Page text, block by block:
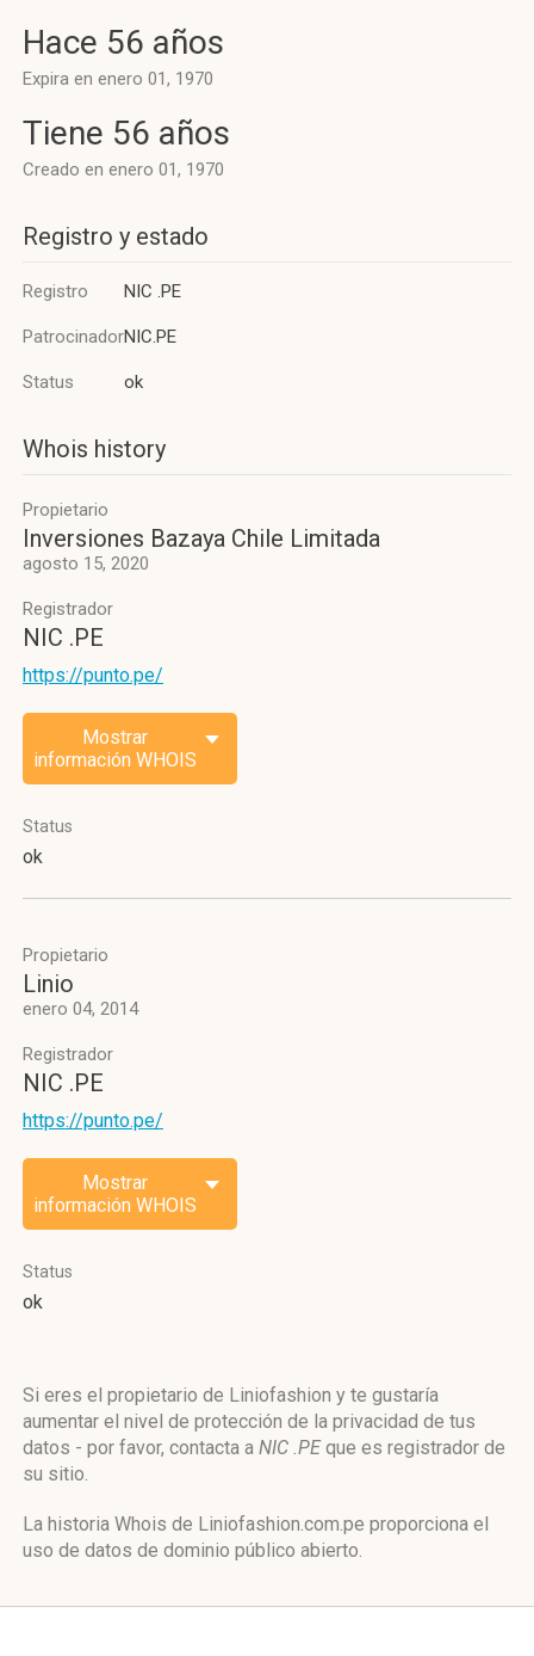
Hace 56 años
Expira en enero 01, 1970
Tiene 56 años
Creado en enero 01, 1970
Registro y estado
Registro NIC .PE
PatrocinadorNIC.PE
Status ok
Whois history
Propietario
Inversiones Bazaya Chile Limitada
agosto 15, 2020
Registrador
NIC .PE
https://punto.pe/
Mostrar
información WHOIS
Status
ok
Propietario
Linio
enero 04, 2014
Registrador
NIC .PE
https://punto.pe/
Mostrar
información WHOIS
Status
ok
Si eres el propietario de Liniofashion y te gustaría
aumentar el nivel de protección de la privacidad de tus
datos - por favor, contacta a NIC .PEque es registrador de
su sitio.
La historia Whois de Liniofashion.com.pe proporciona el
uso de datos de dominio público abierto.